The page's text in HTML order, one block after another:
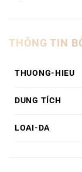
THÔNG TIN
THUONG-HIEU
DUNG TÍCH
LOAI-DA